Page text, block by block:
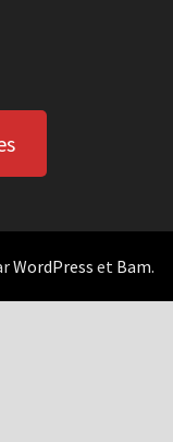
WordPress et Bam.